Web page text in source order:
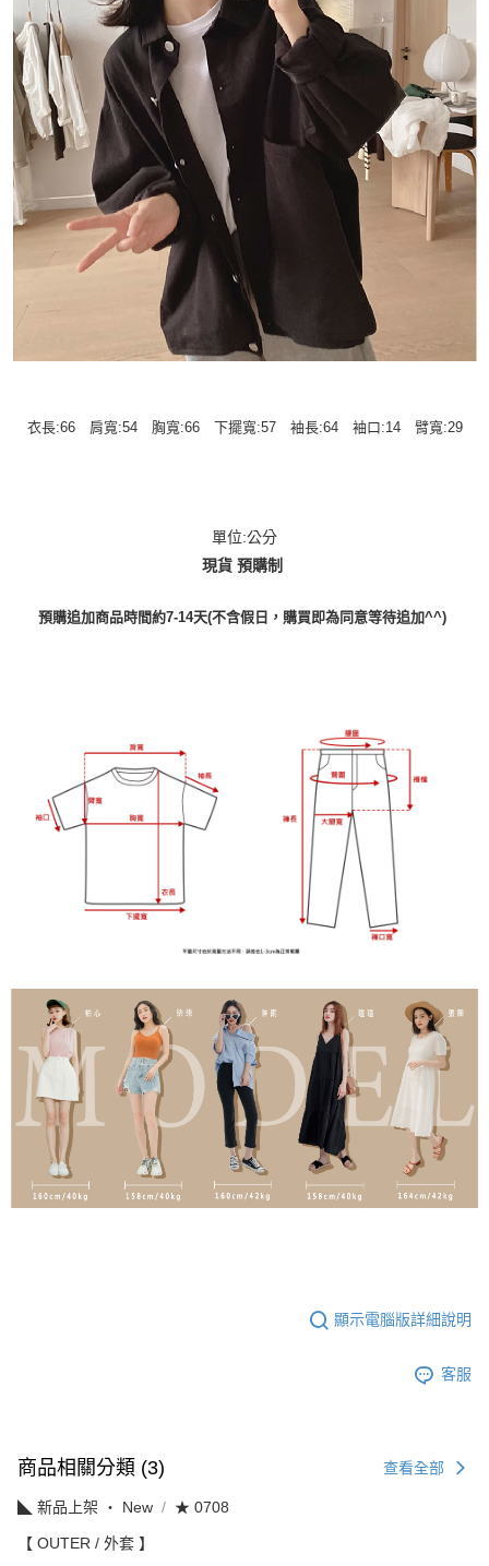
衣長:66 肩寬:54 胸寬:66 下擺寬:57 袖長:64 袖口:14 臂寬:29
單位:公分
現貨 預購制
預購追加商品時間約7-14天(不含假日，購買即為同意等待追加^^)
顯示電腦版詳細說明
客服
商品相關分類 (3) 查看全部
◣ 新品上架 ‧ New ★ 0708
【 OUTER / 外套 】